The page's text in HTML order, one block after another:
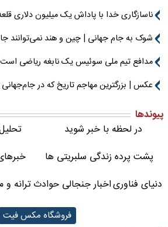
ناسازگاری خدا با پاداش یک میلیون دلاری
شوک به جام جهانی | چین و هند نمی‌توانند
مدافع تیم ملی سوئیس یک نابغه ریاضی
عکس | بزرگترین مهاجم تاریخ که در جام‌جهانی
پیوندها
در لحظه با خبر شوید
پشت پرده زندگی سلبریتی ها
دنیای فناوریاخبار جنجالی حوادثترانه
فروشگاه مکس فیت